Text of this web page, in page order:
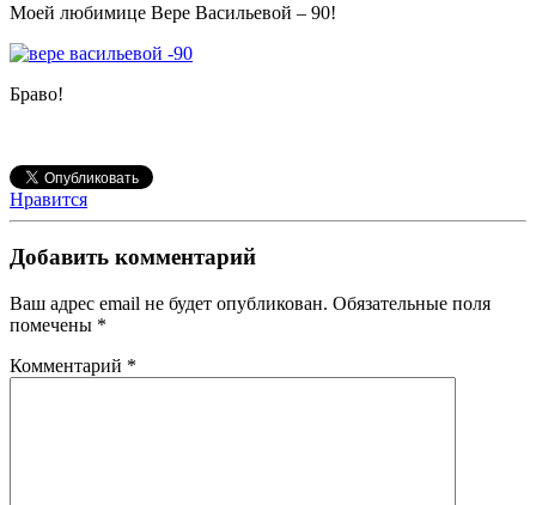
Моей любимице Вере Васильевой – 90!
Браво!
Нравится
Добавить комментарий
Ваш адрес email не будет опубликован. Обязательные поля
помечены *
Комментарий *